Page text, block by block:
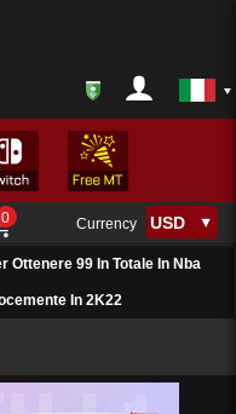
0 Currency
Ottenere 99 In Totale In Nba
In 2K22